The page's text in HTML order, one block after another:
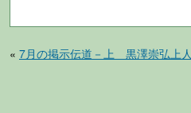
« 7月の掲示伝道－上 黒澤崇弘上人